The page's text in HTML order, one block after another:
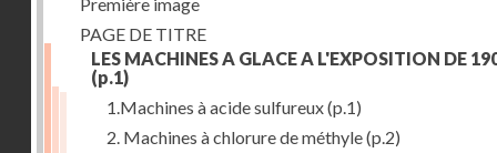
PAGE DE TITRE
LES MACHINES A GLACE A L'EXPOSITION DE
(p.1)
1.Machines à acide sulfureux(p.1)
2. Machines à chlorure de méthyle(p.2)